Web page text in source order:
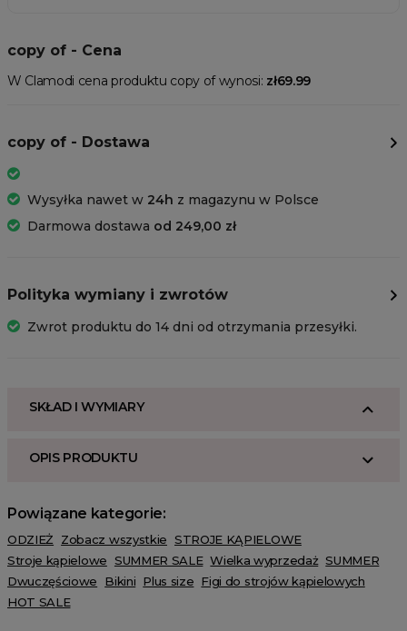
copy of - Cena
W Clamodi cena produktu copy of wynosi: zł69.99
copy of - Dostawa
Wysyłka nawet w 24h z magazynu w Polsce
Darmowa dostawa od 249,00 zł
Polityka wymiany i zwrotów
Zwrot produktu do 14 dni od otrzymania przesyłki.
SKŁAD I WYMIARY
OPIS PRODUKTU
Powiązane kategorie:
ODZIEŻ Zobacz wszystkie STROJE KĄPIELOWE
Stroje kąpielowe SUMMER SALE Wielka wyprzedaż SUMMER
Dwuczęściowe
Bikini Plus size Figi do strojów kąpielowych
HOT SALE